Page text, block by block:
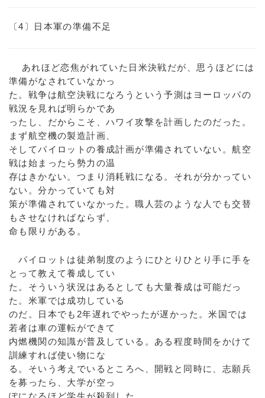
〔4〕日本軍の準備不足
あれほど恋焦がれていた日米決戦だが、思うほどには
準備がなされていなかっ
た。戦争は航空決戦になろうという予測はヨーロッパの
戦況を見れば明らかであ
ったし、だからこそ、ハワイ攻撃を計画したのだった。
まず航空機の製造計画、
そしてパイロットの養成計画が準備されていない。航空
戦は始まったら勢力の温
存はきかない。つまり消耗戦になる。それが分かってい
ない。分かっていても対
策が準備されていなかった。職人芸のような人でも交替
もさせなければならず、
命も限りがある。
パイロットは徒弟制度のようにひとりひとり手に手を
とって教えて養成してい
た。そういう状況はあるとしても大量養成は可能だっ
た。米軍では成功している
のだ。日本でも2年遅れでやったが遅かった。米国では
若者は車の運転ができて
内燃機関の知識が普及している。ある程度時間をかけて
訓練すれば使い物にな
る。そいう考えでいるところへ、開戦と同時に、志願兵
を募ったら、大学が空っ
ぽになるほど学生が殺到した。